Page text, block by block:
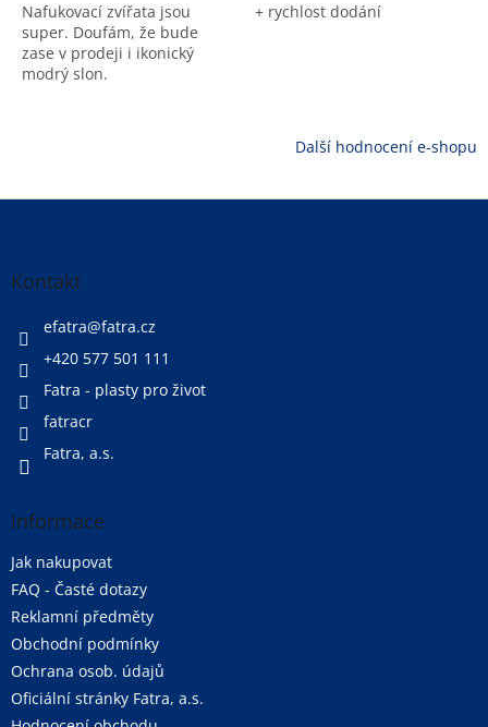
Nafukovací zvířata jsou
super. Doufám, že bude
zase v prodeji i ikonický
modrý slon.
+ rychlost dodání
Další hodnocení e-shopu
Z
Kontakt
efatra@fatra.cz
+420 577 501 111
Fatra - plasty pro život
fatracr
Fatra, a.s.
Informace
Jak nakupovat
FAQ - Časté dotazy
Reklamní předměty
Obchodní podmínky
Ochrana osob. údajů
Oficiální stránky Fatra, a.s.